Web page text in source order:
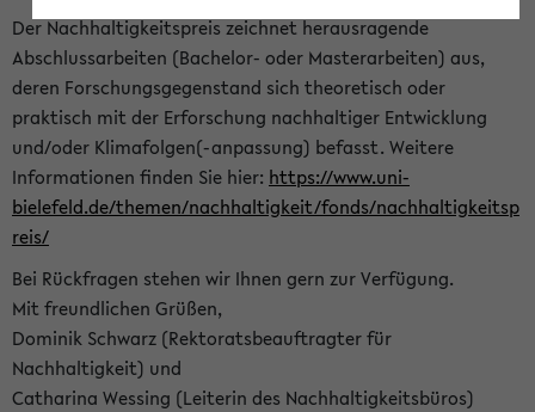
Der Nachhaltigkeitspreis zeichnet herausragende
Abschlussarbeiten (Bachelor- oder Masterarbeiten) aus,
deren Forschungsgegenstand sich theoretisch oder
praktisch mit der Erforschung nachhaltiger Entwicklung
und/oder Klimafolgen(-anpassung) befasst. Weitere
Informationen finden Sie hier: https://www.uni-
bielefeld.de/themen/nachhaltigkeit/fonds/nachhaltigkeitsp
reis/
Bei Rückfragen stehen wir Ihnen gern zur Verfügung.
Mit freundlichen Grüßen,
Dominik Schwarz (Rektoratsbeauftragter für
Nachhaltigkeit) und
Catharina Wessing (Leiterin des Nachhaltigkeitsbüros)